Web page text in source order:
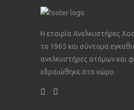
Η εταιρία Ανελκυστήρες
το 1965 και σύντομα
ανελκυστήρες ατόμων και
εδραιώθηκε στο χώρο.